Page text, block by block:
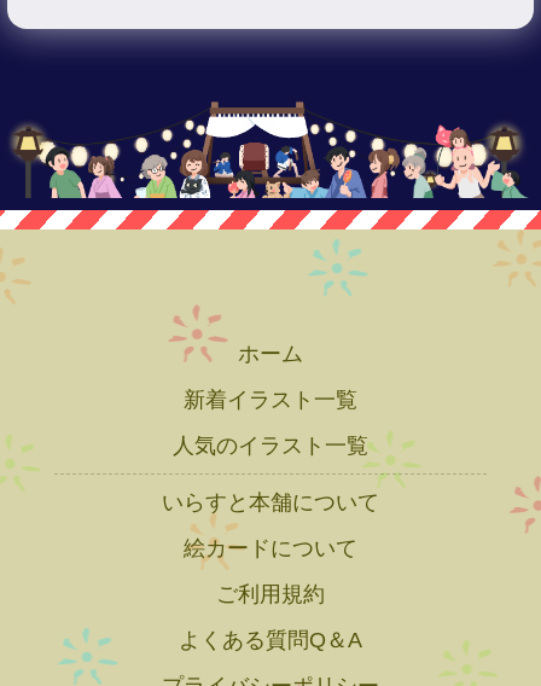
ホーム
新着イラスト一覧
人気のイラスト一覧
いらすと本舗について
絵カードについて
ご利用規約
よくある質問Q＆A